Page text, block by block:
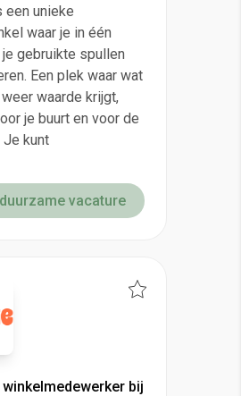
een unieke
waar je in één
gebruikte spullen
Een plek waar wat
waarde krijgt,
je buurt en voor de
kunt
vacature
bij